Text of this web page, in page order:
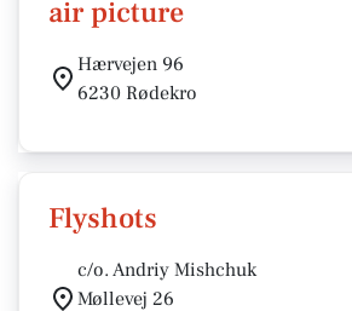
air picture
Hærvejen 96
6230 Rødekro
Flyshots
c/o. Andriy Mishchuk
Møllevej 26